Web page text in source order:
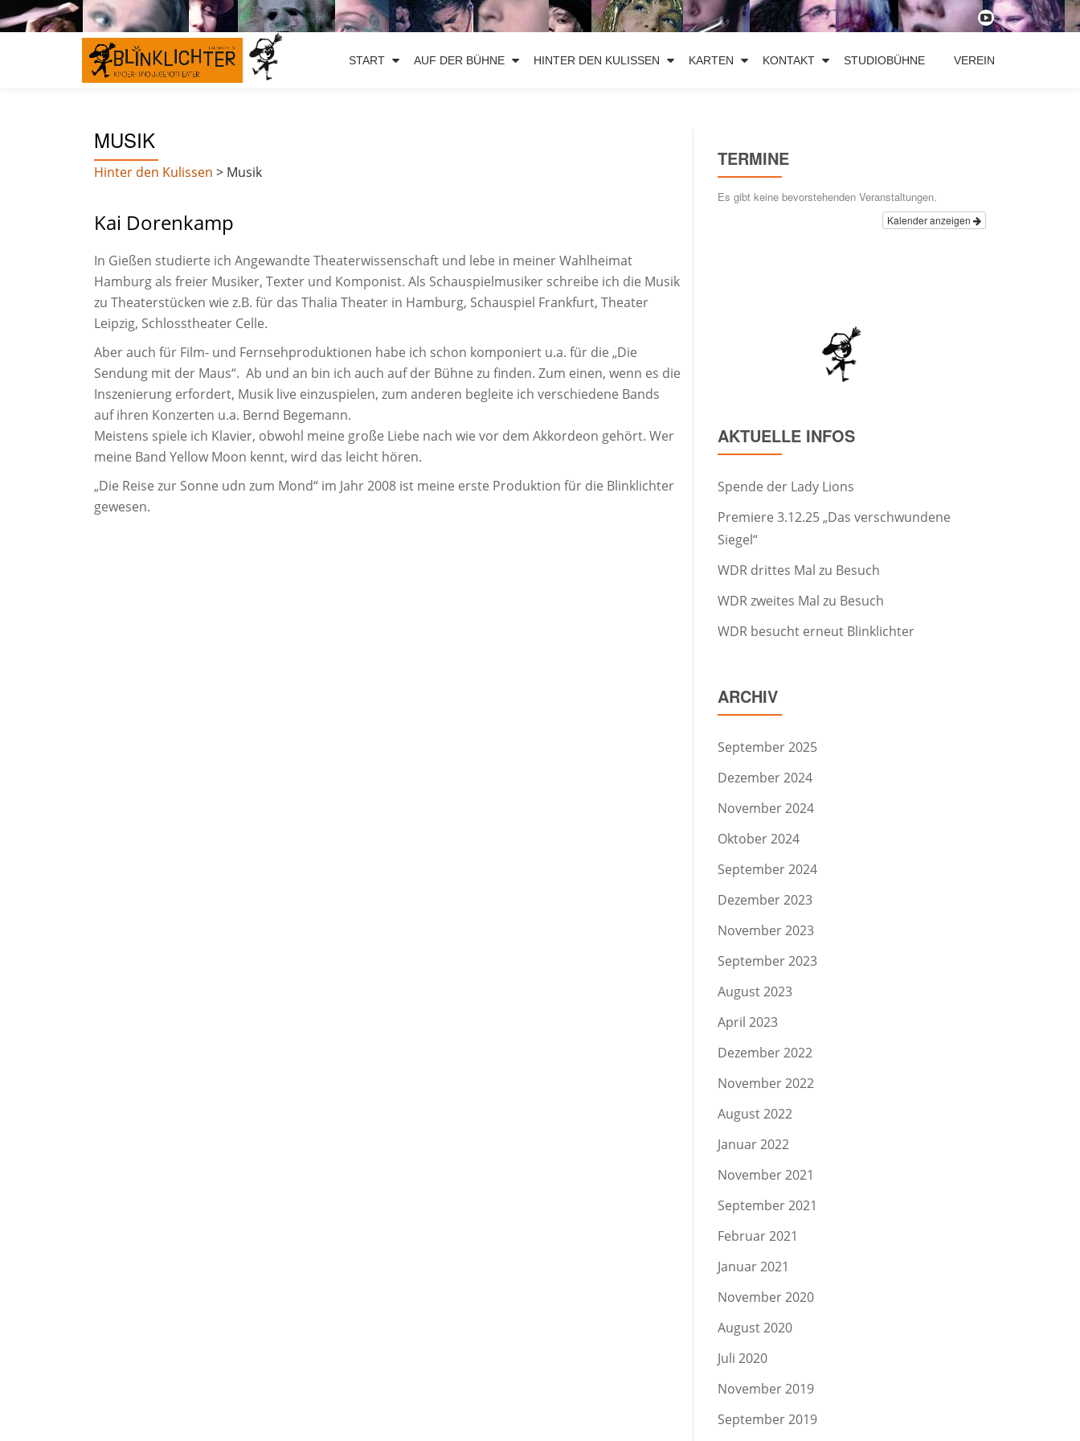
fa-
play
START AUF DER BÜHNE HINTER DEN KULISSEN KARTEN KONTAKT STUDIOBÜHNE VEREIN
MUSIK
Hinter den Kulissen > Musik
Kai Dorenkamp
In Gießen studierte ich Angewandte Theaterwissenschaft und lebe in meiner Wahlheimat
Hamburg als freier Musiker, Texter und Komponist. Als Schauspielmusiker schreibe ich die Musik
zu Theaterstücken wie z.B. für das Thalia Theater in Hamburg, Schauspiel Frankfurt, Theater
Leipzig, Schlosstheater Celle.
Aber auch für Film- und Fernsehproduktionen habe ich schon komponiert u.a. für die „Die
Sendung mit der Maus“. Ab und an bin ich auch auf der Bühne zu finden. Zum einen, wenn es die
Inszenierung erfordert, Musik live einzuspielen, zum anderen begleite ich verschiedene Bands
auf ihren Konzerten u.a. Bernd Begemann.
Meistens spiele ich Klavier, obwohl meine große Liebe nach wie vor dem Akkordeon gehört. Wer
meine Band Yellow Moon kennt, wird das leicht hören.
„Die Reise zur Sonne udn zum Mond“ im Jahr 2008 ist meine erste Produktion für die Blinklichter
gewesen.
TERMINE
Es gibt keine bevorstehenden Veranstaltungen.
Kalender anzeigen
AKTUELLE INFOS
Spende der Lady Lions
Premiere 3.12.25 „Das verschwundene
Siegel“
WDR drittes Mal zu Besuch
WDR zweites Mal zu Besuch
WDR besucht erneut Blinklichter
ARCHIV
September 2025
Dezember 2024
November 2024
Oktober 2024
September 2024
Dezember 2023
November 2023
September 2023
August 2023
April 2023
Dezember 2022
November 2022
August 2022
Januar 2022
November 2021
September 2021
Februar 2021
Januar 2021
November 2020
August 2020
Juli 2020
November 2019
September 2019